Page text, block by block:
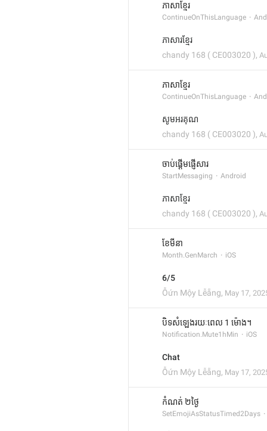
ភាសាខ្មែរ
ContinueOnThisLanguage
ភាសារខ្មែរ
chandy 168 ( CE003020 ),
ភាសាខ្មែរ
ContinueOnThisLanguage
សូមអរគុណ
chandy 168 ( CE003020 ),
ចាប់ផ្ដើមផ្ញើសារ
StartMessaging Android
ភាសាខ្មែរ
chandy 168 ( CE003020 ),
ខែមីនា
Month.GenMarch iOS
6/5
Ỗứn Mộy Lễẵng, May 17,
បិទសំឡេងរយៈពេល 1 ម៉ោង។
Notification.Mute1hMin iOS
Chat
Ỗứn Mộy Lễẵng, May 17,
កំណត់ ២ថ្ងៃ
SetEmojiAsStatusTimed2Days